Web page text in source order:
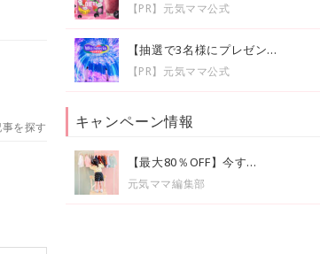
を探す
【PR】元気ママ公式
【抽選で3名様にプレゼン...
【PR】元気ママ公式
キャンペーン情報
【最大80％OFF】今す...
元気ママ編集部